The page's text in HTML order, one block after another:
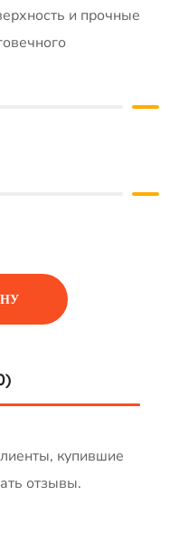
и прочные
купившие
отзывы.